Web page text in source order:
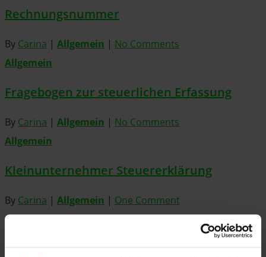
Rechnungsnummer
By Carina | Allgemein | No Comments
Allgemein
Fragebogen zur steuerlichen Erfassung
By Carina | Allgemein | No Comments
Allgemein
Kleinunternehmer Steuererklärung
By Carina | Allgemein | One Comment
Allgemein
Einkommensteuer